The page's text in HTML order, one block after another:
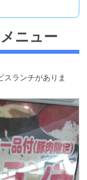
ニュー
スランチがありま